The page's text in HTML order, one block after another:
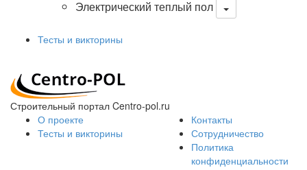
Электрический теплый пол
Тесты и викторины
Строительный портал Centro-pol.ru
О проекте
Тесты и викторины
Контакты
Сотрудничество
Политика
конфиденциальности